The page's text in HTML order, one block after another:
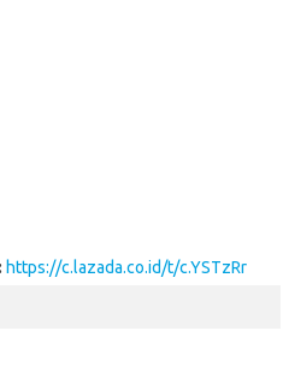
https://c.lazada.co.id/t/c.YSTzRr